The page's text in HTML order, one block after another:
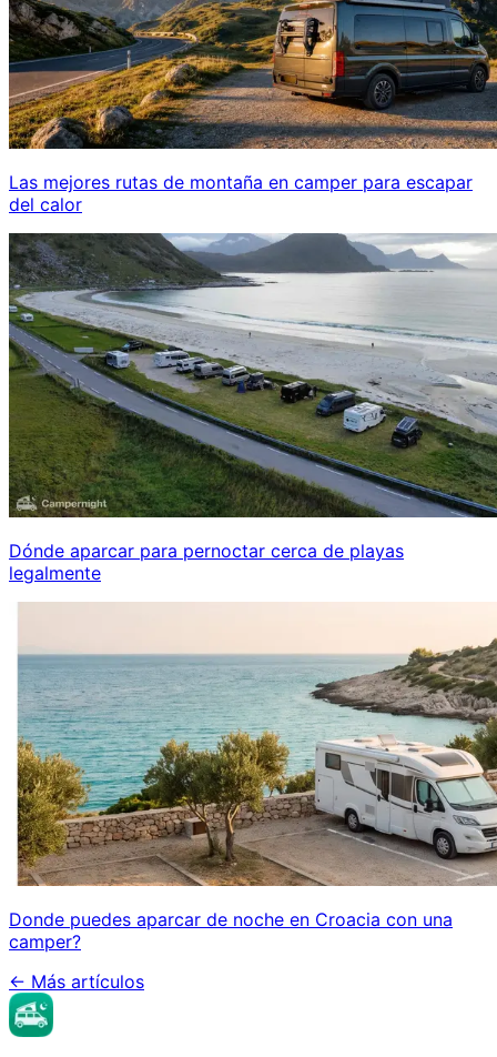
Las mejores rutas de montaña en camper para escapar
del calor
Dónde aparcar para pernoctar cerca de playas
legalmente
Donde puedes aparcar de noche en Croacia con una
camper?
← Más artículos